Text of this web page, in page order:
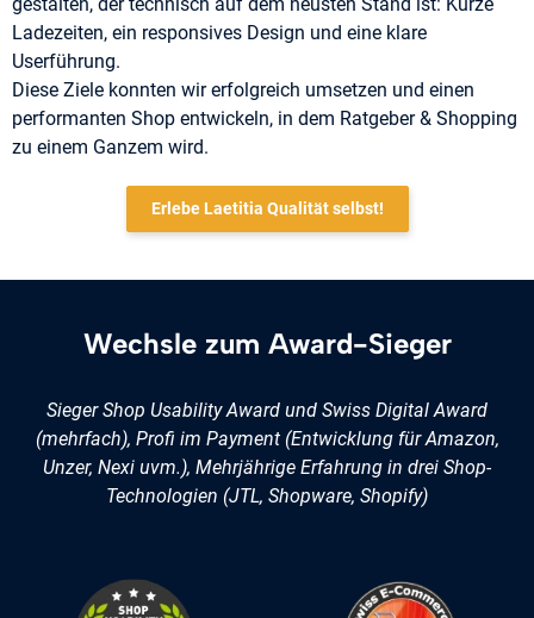
Ladezeiten, ein responsives Design und eine klare
Userführung.
Diese Ziele konnten wir erfolgreich umsetzen und einen
performanten Shop entwickeln, in dem Ratgeber & Shopping
zu einem Ganzem wird.
Erlebe Laetitia Qualität selbst!
Wechsle zum Award-Sieger
Sieger Shop Usability Award und Swiss Digital Award
(mehrfach), Profi im Payment (Entwicklung für Amazon,
Unzer, Nexi uvm.), Mehrjährige Erfahrung in drei Shop-
Technologien (JTL, Shopware, Shopify)